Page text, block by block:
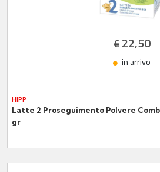
€22,50
in arrivo
HIPP
Latte 2 Proseguimento Polvere
gr